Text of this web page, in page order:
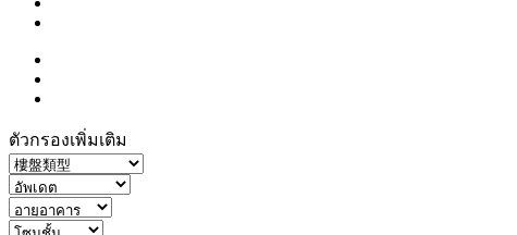
ตัวกรองเพิ่มเติม